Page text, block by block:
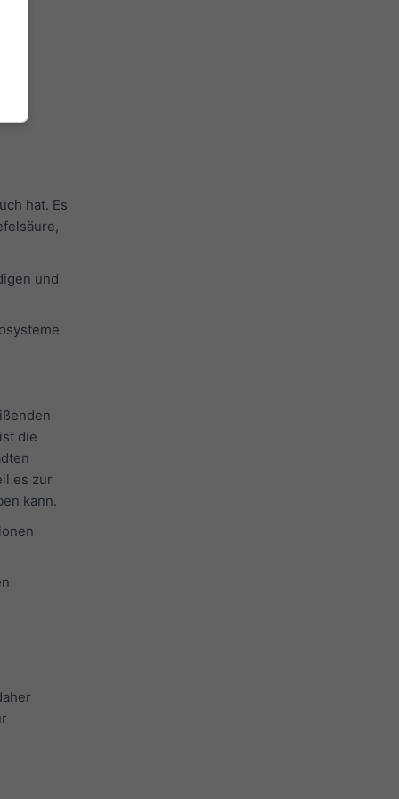
hat. Es
und
die
es zur
kann.